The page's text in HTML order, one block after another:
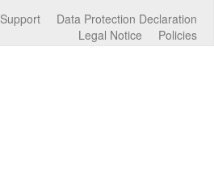
Data Protection Declaration
Support
Policies
Legal Notice